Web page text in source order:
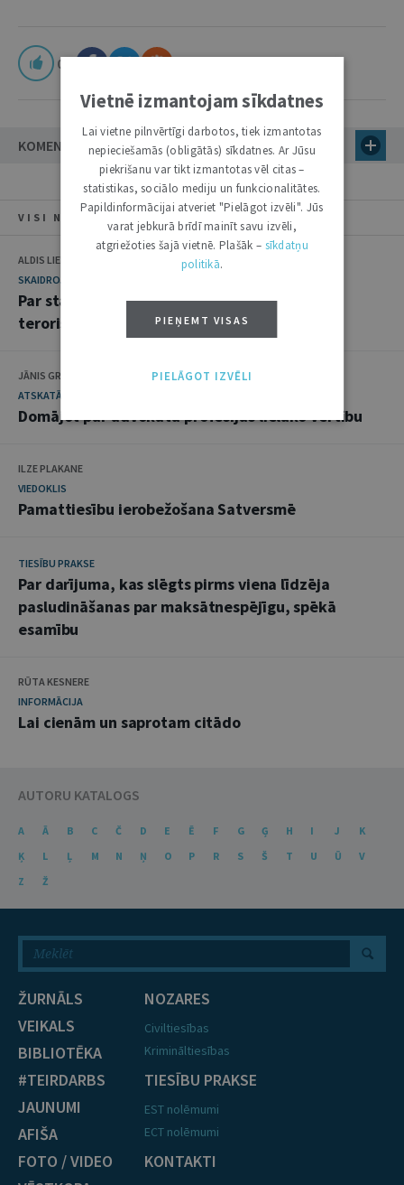
0
KOMENTĀRI
VISI NUMURA RAKSTI
ALDIS LIELJUKSIS
SKAIDROJUMI. VIEDOKĻI
Par starptautiskajām sankcijām cīņā pret
terorisma finansēšanu
JĀNIS GRĪNBERGS
ATSKATĀ UN DARBĪBĀ
Domājot par advokāta profesijas lielāko vērtību
ILZE PLAKANE
VIEDOKLIS
Pamattiesību ierobežošana Satversmē
TIESĪBU PRAKSE
Par darījuma, kas slēgts pirms viena līdzēja
pasludināšanas par maksātnespējīgu, spēkā
esamību
RŪTA KESNERE
INFORMĀCIJA
Lai cienām un saprotam citādo
AUTORU KATALOGS
A Ā B C Č D E Ē F G Ģ H I J
K
Ķ
L Ļ M N Ņ O P R S Š T U Ū
V
Z
Ž
ŽURNĀLS
VEIKALS
BIBLIOTĒKA
#TEIRDARBS
JAUNUMI
AFIŠA
FOTO / VIDEO
NOZARES
Civiltiesības
Krimināltiesības
TIESĪBU PRAKSE
EST nolēmumi
ECT nolēmumi
KONTAKTI
Vietnē izmantojam sīkdatnes
Lai vietne pilnvērtīgi darbotos, tiek izmantotas
nepieciešamās (obligātās) sīkdatnes. Ar Jūsu
piekrišanu var tikt izmantotas vēl citas –
statistikas, sociālo mediju un funkcionalitātes.
Papildinformācijai atveriet "Pielāgot izvēli". Jūs
varat jebkurā brīdī mainīt savu izvēli,
atgriežoties šajā vietnē. Plašāk – sīkdatņu
politikā.
PIEŅEMT VISAS
PIELĀGOT IZVĒLI